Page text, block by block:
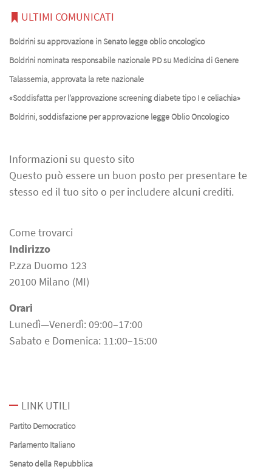
ULTIMI COMUNICATI
Boldrini su approvazione in Senato legge oblio oncologico
Boldrini nominata responsabile nazionale PD su Medicina di Genere
Talassemia, approvata la rete nazionale
«Soddisfatta per l’approvazione screening diabete tipo I e celiachia»
Boldrini, soddisfazione per approvazione legge Oblio Oncologico
Informazioni su questo sito
Questo può essere un buon posto per presentare te
stesso ed il tuo sito o per includere alcuni crediti.
Come trovarci
Indirizzo
P.zza Duomo 123
20100 Milano (MI)
Orari
Lunedì—Venerdì: 09:00–17:00
Sabato e Domenica: 11:00–15:00
LINK UTILI
Partito Democratico
Parlamento Italiano
Senato della Repubblica